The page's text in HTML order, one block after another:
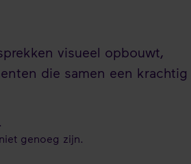
visueel opbouwt,
die samen een krachtig
genoeg zijn.